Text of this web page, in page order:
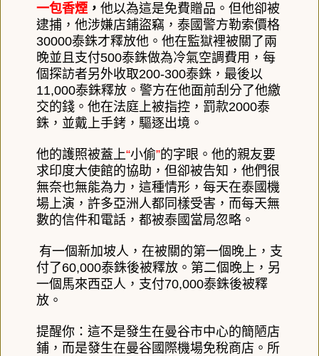
一包香煙 ， 他以為這是免費贈品。但他卻被
逮捕，他涉嫌店鋪盜竊，泰國警方勒索價格
30000泰銖才釋放他。他在監獄裡被關了兩
晚並且支付500泰銖做為冷氣空調費用，每
個探訪者另外收取200-300泰銖，最後以
11,000泰銖釋放。警方在他面前刮分了他繳
交的錢。他在法庭上被指控，罰款2000泰
銖，並戴上手銬，驅逐出境。
他的護照被蓋上“小偷”的字眼。 他的親友要
求印度大使館的協助，但卻被告知，他們很
無奈也無能為力，這種情形，每天在泰國機
場上演，許多亞洲人都同樣受害，而每天無
數的信件和電話，都被泰國當局忽略。
有一個新加坡人，在被關的第一個晚上，支
付了60,000泰銖後被釋放。第二個晚上，另
一個馬來西亞人，支付70,000泰銖後被釋
放。
提醒你：這不是發生在曼谷市中心的簡陋店
鋪，而是發生在曼谷國際機場免稅商店。所